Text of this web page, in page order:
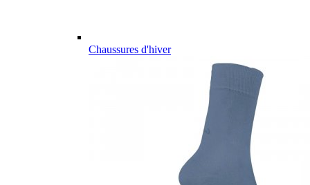
Chaussures d'hiver